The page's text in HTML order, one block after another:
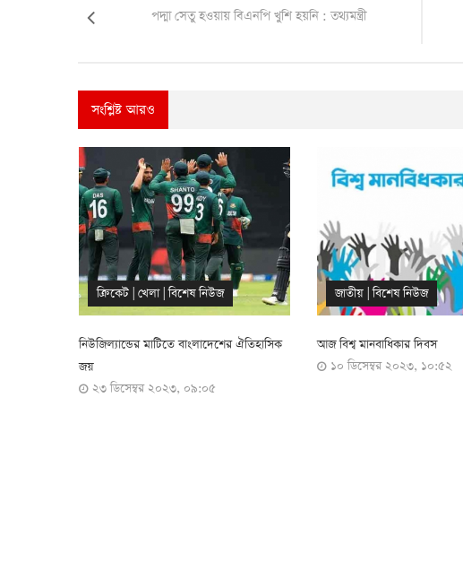
পদ্মা সেতু হওয়ায় বিএনপি খুশি হয়নি : তথ্যমন্ত্রী
সংশ্লিষ্ট আরও
জাতীয় |বিশেষ নিউজ
আজ বিশ্ব মানবাধিকার দিবস
খেলা |ফুটবল|বিশেষ
সিঙ্গাপুরের বিপক্ষে সিরিজ জয়ে
বাংলাদেশ